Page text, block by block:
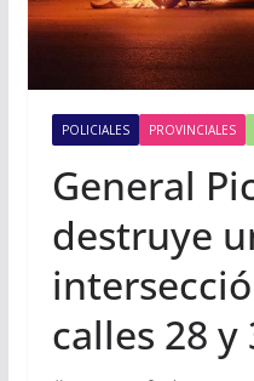
POLICIALES PROVINCIALES
General
destruye
calles 28 y